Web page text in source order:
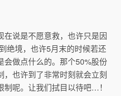
在说是不愿意救，也许只是因
绝境，也许5月末的时候若还
会做点什么的。那个50%股份
，也许到了非常时刻就会立刻
呢。让我们拭目以待吧…！